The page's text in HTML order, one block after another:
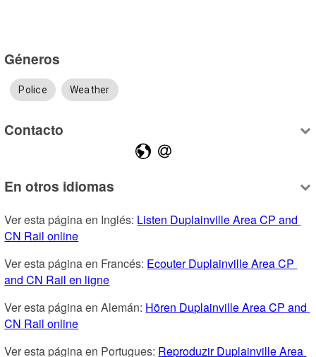
Géneros
Police Weather
Contacto
En otros idiomas
Ver esta página en Inglés: Listen Duplainville Area CP and
CN Rail online
Ver esta página en Francés: Ecouter Duplainville Area CP
and CN Rail en ligne
Ver esta página en Alemán: Hören Duplainville Area CP and
CN Rail online
Ver esta página en Portugues: Reproduzir Duplainville Area